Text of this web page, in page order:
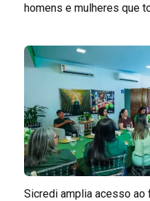
homens e mulheres que
Sicredi amplia acesso ao